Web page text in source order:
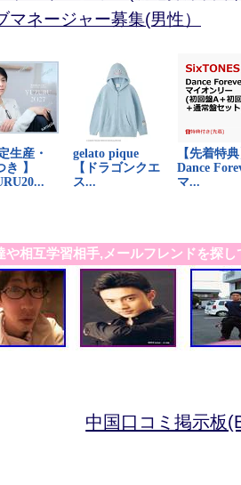
マネージャー募集(男性）
や相互学習相手,メールフレンドを探し
中国口コミ掲示板